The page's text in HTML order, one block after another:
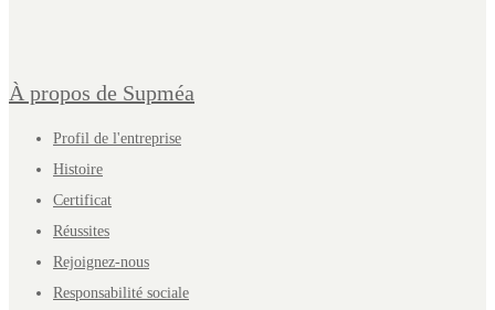
À propos de Supméa
Profil de l'entreprise
Histoire
Certificat
Réussites
Rejoignez-nous
Responsabilité sociale